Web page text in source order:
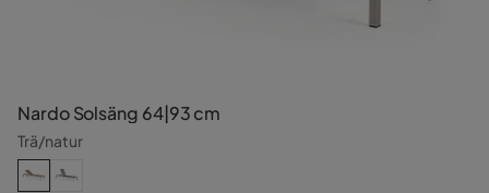
Nardo Solsäng 64|93 cm
Trä/natur